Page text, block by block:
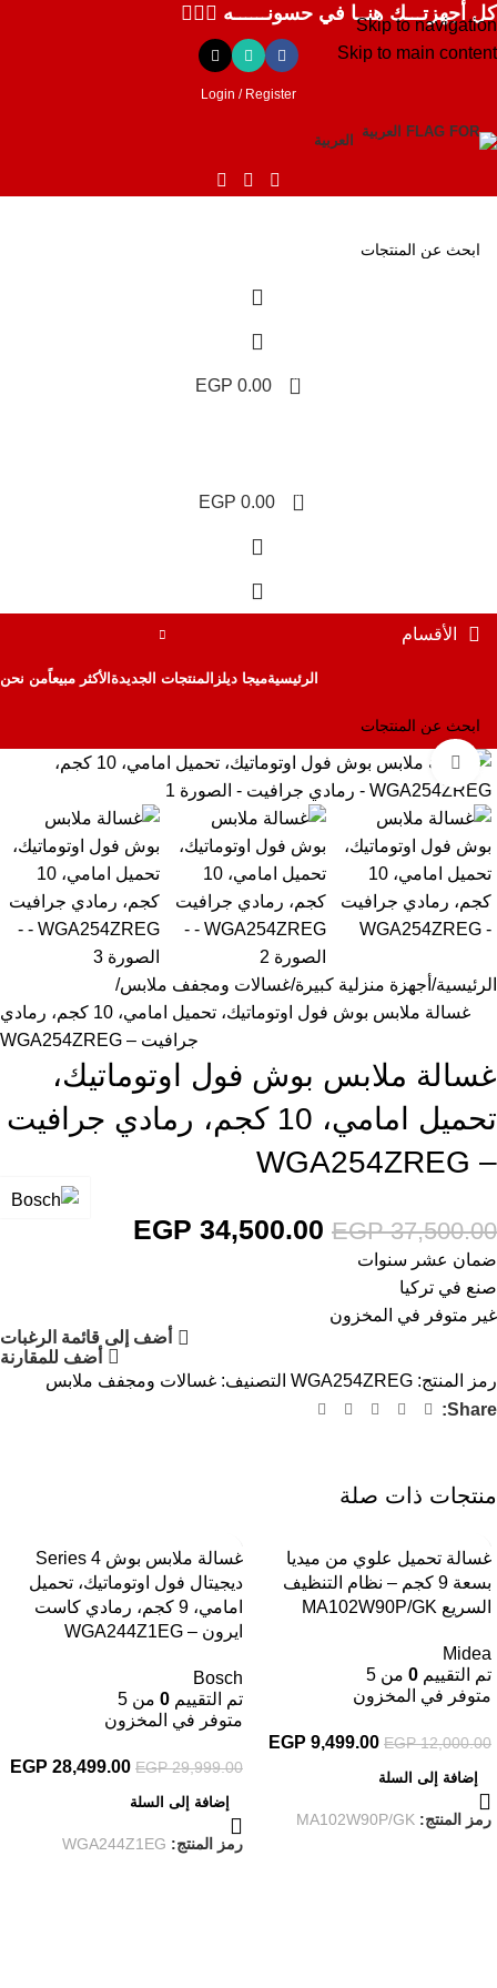
Skip to navigation
Skip to main content
كل أجهزتـــك هنــا في حسونــــــه ✌🏻✨
Login / Register
العربية
0
EGP 0.00
0
EGP 0.00
الأقسام
الرئيسيةميجا ديلز المنتجات الجديدة الأكثر مبيعاًمن نحن
Click to enlarge
الرئيسية أجهزة منزلية كبيرة غسالات ومجفف ملابس
غسالة ملابس بوش فول اوتوماتيك، تحميل امامي، 10 كجم، رمادي
جرافيت – WGA254ZREG
غسالة ملابس بوش فول اوتوماتيك،
تحميل امامي، 10 كجم، رمادي جرافيت
– WGA254ZREG
EGP37,500.00
EGP 34,500.00
ضمان عشر سنوات
صنع في تركيا
غير متوفر في المخزون
أضف إلى قائمة الرغبات
أضف للمقارنة
رمز المنتج: WGA254ZREG التصنيف: غسالات ومجفف ملابس
Share:
منتجات ذات صلة
غسالة تحميل علوي من ميديا
بسعة 9 كجم – نظام التنظيف
السريع MA102W90P/GK
Midea
تم التقييم 0 من 5
متوفر في المخزون
EGP12,000.00
EGP 9,499.00
إضافة إلى السلة
رمز المنتج: MA102W90P/GK
غسالة ملابس بوش Series 4
ديجيتال فول اوتوماتيك، تحميل
امامي، 9 كجم، رمادي كاست
ايرون – WGA244Z1EG
Bosch
تم التقييم 0 من 5
متوفر في المخزون
EGP29,999.00
EGP 28,499.00
إضافة إلى السلة
رمز المنتج: WGA244Z1EG